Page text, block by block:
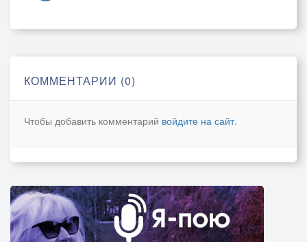
КОММЕНТАРИИ (0)
Чтобы добавить комментарий войдите на сайт.